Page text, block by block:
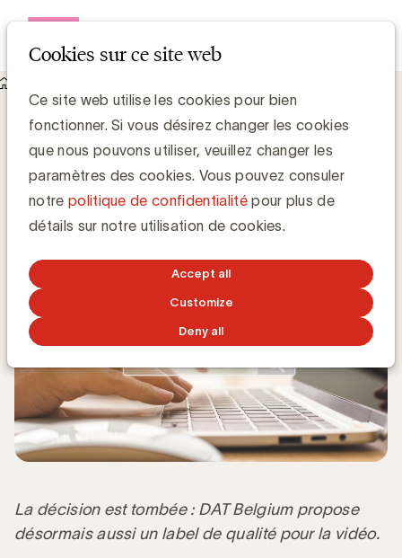
Cookies sur ce site web
Ce site web utilise les cookies pour bien
fonctionner. Si vous désirez changer les cookies
que nous pouvons utiliser, veuillez changer les
paramètres des cookies. Vous pouvez consuler
notre politique de confidentialitépour plus de
détails sur notre utilisation de cookies.
Accept all
Customize
Deny all
DAT Belgium lance un label vidéo
Zaki Lahbib, Expert Paid Media
16 SEPTEMBRE 2020
La décision est tombée : DAT Belgium propose
désormais aussi un label de qualité pour la vidéo.